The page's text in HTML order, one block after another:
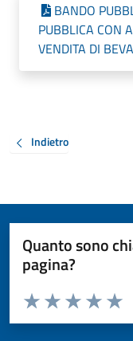
BANDO
PUBBLICA CON
VENDITA DI
Indietro
Quanto sono
pagina?
Valuta da 1 a 5 stelle la
Valuta 4
Valuta 3
Valuta 2 stelle
Valuta 1 stelle su 5